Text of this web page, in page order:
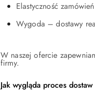
Elastyczność
Wygoda – dostawy
W naszej ofercie
firmy.
Jak wygląda proces